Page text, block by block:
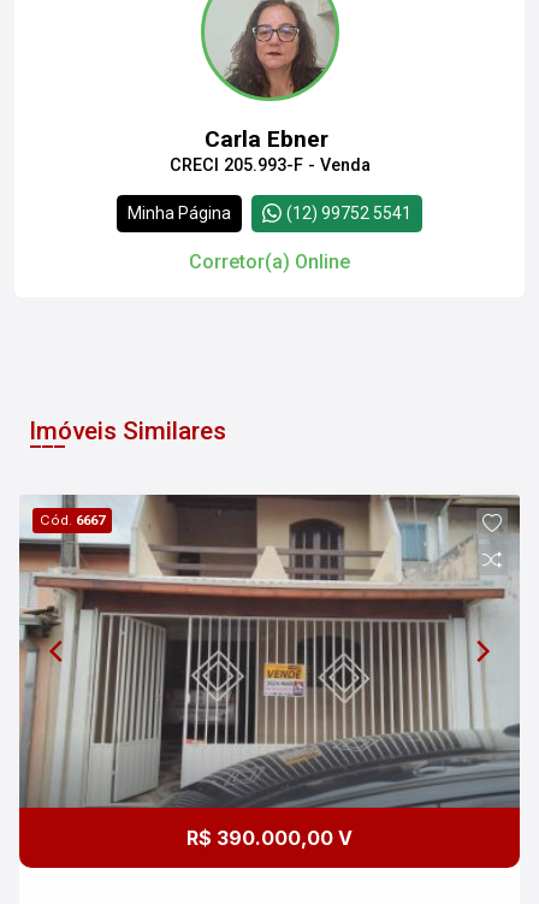
Carla Ebner
CRECI 205.993-F - Venda
Minha Página (12) 99752 5541
Corretor(a) Online
Imóveis Similares
Cód. 6667
R$ 390.000,00 V